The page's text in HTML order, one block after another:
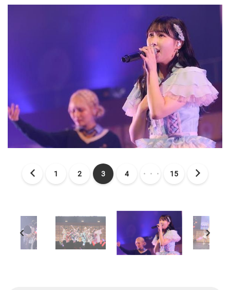
1 2 3 4 ・・・ 15